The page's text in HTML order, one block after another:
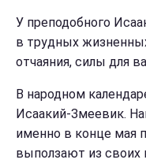
У преподобного
в трудных
отчаяния, силы для
В народном
Исаакий-Змеевик.
именно в конце мая
выползают из своих